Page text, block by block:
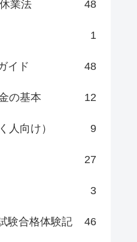
業法 48
1
イド 48
の基本 12
人向け） 9
27
3
験合格体験記 46